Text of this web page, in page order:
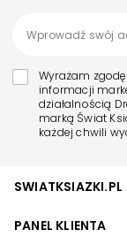
Wyrażam
informacji
działalnością
marką Świat
każdej chwili
SWIATKSIAZKI.PL
PANEL KLIENTA